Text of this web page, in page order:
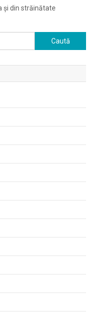
și din străinătate
Caută
după: